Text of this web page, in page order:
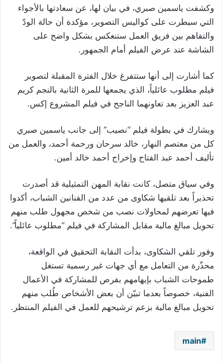
وكشفت ياسمين صبري، في بيان لها، عن سعادتها بالأجواء
التي سيطرت على كواليس التصوير، مؤكدة أن حالة الودّ
والتفاهم بين فريق العمل ستنعكس بشكل واضح على
الشاشة عند عرض الفيلم أمام الجمهور.
كما أشارت إلى أنها ستتفرغ خلال الفترة المقبلة لتصوير
فيلم مطلوب عائلياً، الذي يجمعها للمرة الثانية بالنجم كريم
عبد العزيز بعد تعاونهما الناجح في فيلم المشروع إكس.
ويشارك في بطولة فيلم “نصيب” إلى جانب ياسمين صبري
كل من معتصم النهار، خالد سرحان ورحمة أحمد، والعمل من
تأليف أحمد عبد الفتاح وإخراج أحمد خالد أمين.
وفي سياق متصل، كانت نقابة المهن التمثيلية قد أصدرت
تحذيراً بعد تلقيها شكاوى من عدد من الفنانين الشباب، أكدوا
فيها تعرضهم لمحاولات نصب من شخص مجهول طلب منهم
تحويل مبالغ مالية مقابل المشاركة في فيلم “مطلوب عائلياً”.
وفور تلقي الشكاوى، بدأت النقابة التحقيق في الواقعة،
محذّرة من التعامل مع أي جهات غير رسمية تستغل
طموحات الشباب بإيهامهم بفرص للمشاركة في الأعمال
الفنية، خصوصاً بعدما تبيّن أن بعض الأشخاص طُلب منهم
تحويل مبالغ مالية بزعم ترشيحهم للعمل في الفيلم المنتظر.
main